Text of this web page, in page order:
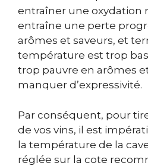
entraîner une oxydation
entraîne une perte
arômes et saveurs, et
température est trop
trop pauvre en arômes
manquer d’expressivité.
Par conséquent, pour
de vos vins, il est
la température de la
réglée sur la cote